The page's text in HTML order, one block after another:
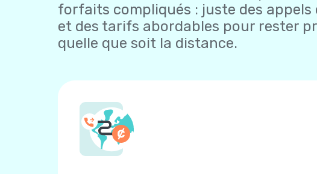
forfaits compliqués : juste des
et des tarifs abordables pour rester
quelle que soit la distance.